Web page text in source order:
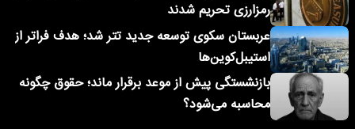
رمزارزی تحریم شدند
عربستان سکوی توسعه جدید تتر شد؛ هدف فراتر از
استیبل‌کوین‌ها
بازنشستگی پیش از موعد برقرار ماند؛ حقوق چگونه
محاسبه می‌شود؟